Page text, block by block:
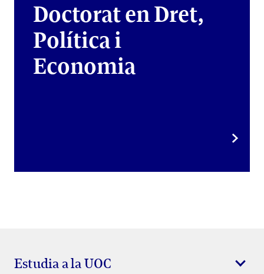
Doctorat en Dret,
Política i
Economia
Estudia a la UOC